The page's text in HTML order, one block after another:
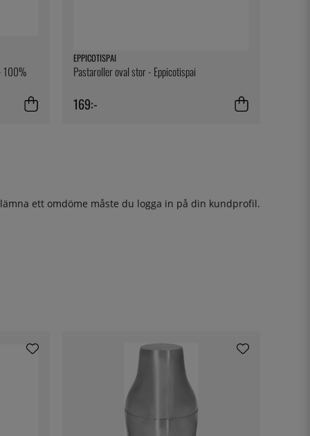
100%
EPPICOTISPAI
Pastaroller oval stor - Eppicotispai
169:-
ett omdöme måste du logga in på din kundprofil.